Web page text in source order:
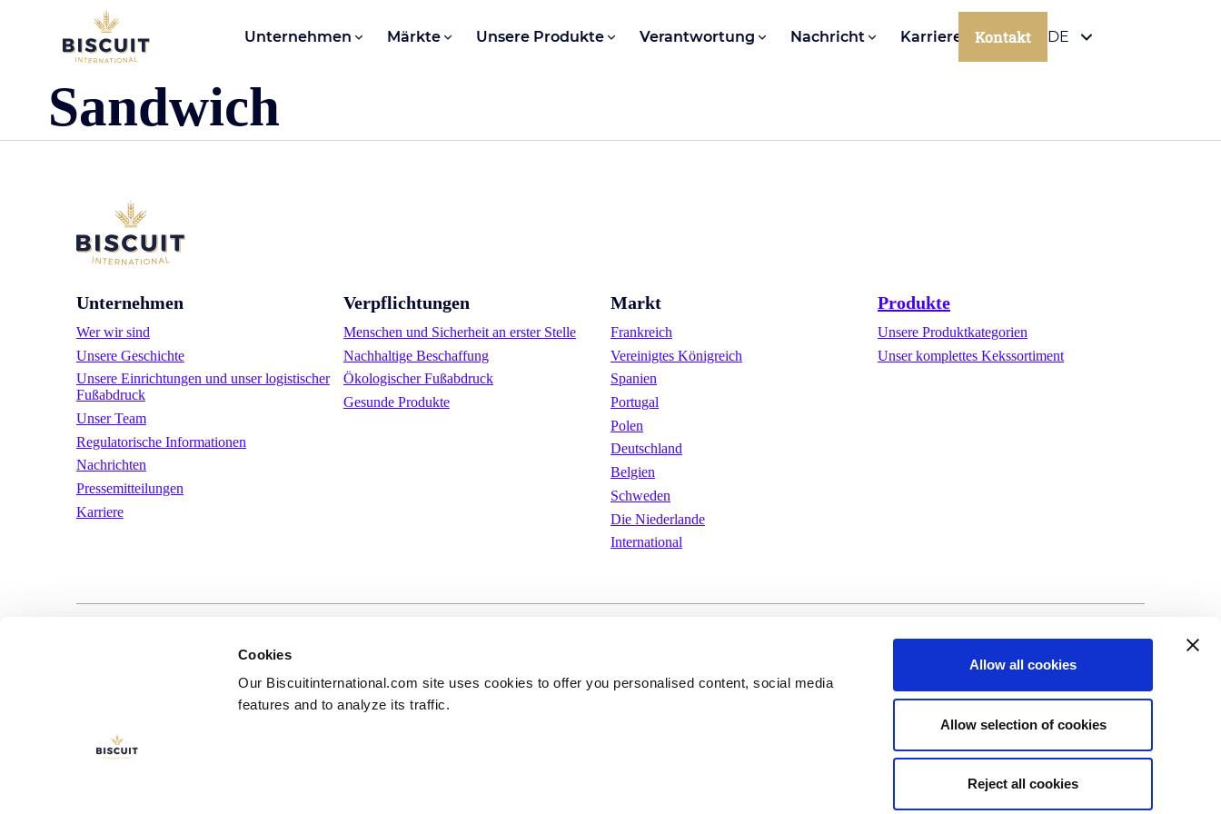
Cookies
Our Biscuitinternational.com site uses cookies to offer you personalised content, social media
features and to analyze its traffic.
Allow all cookies
Allow selection of cookies
Reject all cookies
Aller au contenu Unternehmen Märkte Unsere Produkte Verantwortung Nachricht Karriere Kontakt DE
Sandwich
Unternehmen
Wer wir sind
Unsere Geschichte
Unsere Einrichtungen und unser logistischer
Fußabdruck
Unser Team
Regulatorische Informationen
Nachrichten
Pressemitteilungen
Karriere
Verpflichtungen
Menschen und Sicherheit an erster Stelle
Nachhaltige Beschaffung
Ökologischer Fußabdruck
Gesunde Produkte
Markt
Frankreich
Vereinigtes Königreich
Spanien
Portugal
Polen
Deutschland
Belgien
Schweden
Die Niederlande
International
Produkte
Unsere Produktkategorien
Unser komplettes Kekssortiment
©Biscuit International 2023